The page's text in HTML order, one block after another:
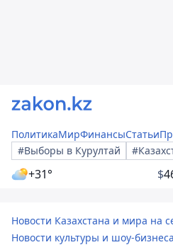
ПолитикаМирФинансыСтатьи
#Выборы в Курултай
+31° $
Новости Казахстана и мира на
Новости культуры и шоу-бизнеса